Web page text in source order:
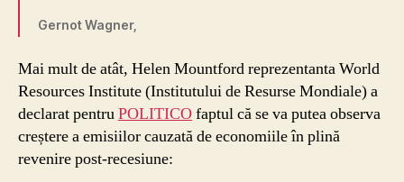
Gernot Wagner,
Mai mult de atât, Helen Mountford reprezentanta World
Resources Institute (Institutului de Resurse Mondiale) a
declarat pentruPOLITICOfaptul că se va putea observa
creștere a emisiilor cauzată de economiile în plină
revenire post-recesiune: